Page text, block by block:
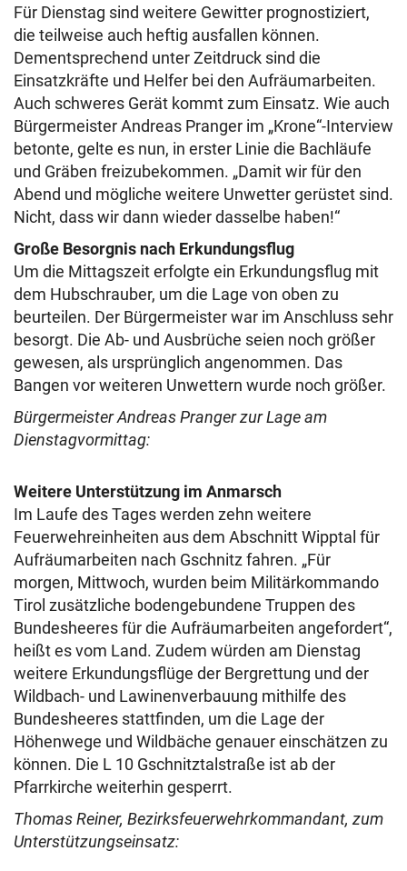
Für Dienstag sind weitere Gewitter prognostiziert,
die teilweise auch heftig ausfallen können.
Dementsprechend unter Zeitdruck sind die
Einsatzkräfte und Helfer bei den Aufräumarbeiten.
Auch schweres Gerät kommt zum Einsatz. Wie auch
Bürgermeister Andreas Pranger im „Krone“-Interview
betonte, gelte es nun, in erster Linie die Bachläufe
und Gräben freizubekommen. „Damit wir für den
Abend und mögliche weitere Unwetter gerüstet sind.
Nicht, dass wir dann wieder dasselbe haben!“
Große Besorgnis nach Erkundungsflug
Um die Mittagszeit erfolgte ein Erkundungsflug mit
dem Hubschrauber, um die Lage von oben zu
beurteilen. Der Bürgermeister war im Anschluss sehr
besorgt. Die Ab- und Ausbrüche seien noch größer
gewesen, als ursprünglich angenommen. Das
Bangen vor weiteren Unwettern wurde noch größer.
Bürgermeister Andreas Pranger zur Lage am
Dienstagvormittag:
Weitere Unterstützung im Anmarsch
Im Laufe des Tages werden zehn weitere
Feuerwehreinheiten aus dem Abschnitt Wipptal für
Aufräumarbeiten nach Gschnitz fahren. „Für
morgen, Mittwoch, wurden beim Militärkommando
Tirol zusätzliche bodengebundene Truppen des
Bundesheeres für die Aufräumarbeiten angefordert“,
heißt es vom Land. Zudem würden am Dienstag
weitere Erkundungsflüge der Bergrettung und der
Wildbach- und Lawinenverbauung mithilfe des
Bundesheeres stattfinden, um die Lage der
Höhenwege und Wildbäche genauer einschätzen zu
können. Die L 10 Gschnitztalstraße ist ab der
Pfarrkirche weiterhin gesperrt.
Thomas Reiner, Bezirksfeuerwehrkommandant, zum
Unterstützungseinsatz: